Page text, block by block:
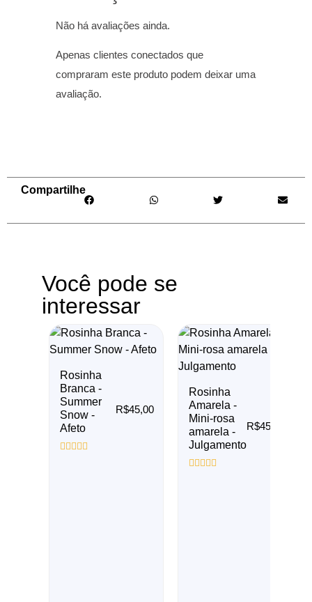
Não há avaliações ainda.
Apenas clientes conectados que
compraram este produto podem deixar uma
avaliação.
Compartilhe
Você pode se
interessar
Rosinha
Branca -
Summer
Snow -
Afeto
R$45,00
Rosinha
Amarela -
Mini-rosa
amarela -
Julgamento
R$45,00